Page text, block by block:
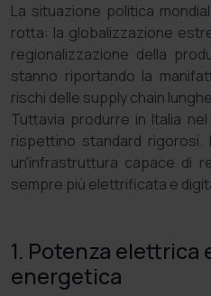
La situazione politica
rotta: la globalizzazione
regionalizzazione della
stanno riportando la
rischi delle supply chain
Tuttavia produrre in Italia
rispettino standard
un'infrastruttura capace di
sempre più elettrificata e
1. Potenza elettrica
energetica